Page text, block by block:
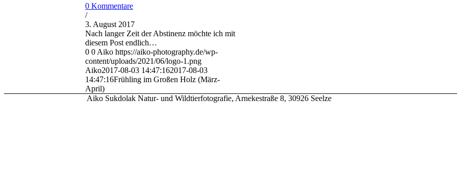
0 Kommentare
/
3. August 2017
Nach langer Zeit der Abstinenz möchte ich mit
diesem Post endlich…
0 0 Aiko https://aiko-photography.de/wp-
content/uploads/2021/06/logo-1.png
Aiko2017-08-03 14:47:162017-08-03
14:47:16Frühling im Großen Holz (März-
April)
Aiko Sukdolak Natur- und Wildtierfotografie, Arnekestraße 8, 30926 Seelze